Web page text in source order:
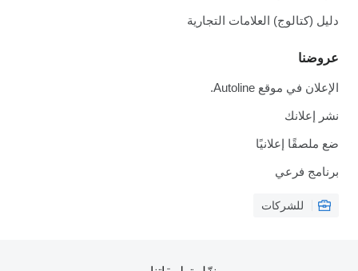
دليل (كتالوج) العلامات التجارية
عروضنا
الإعلان في موقع Autoline.
نشر إعلانك
ضع ملصقًا إعلانيًا
برنامج فرعي
للشركات